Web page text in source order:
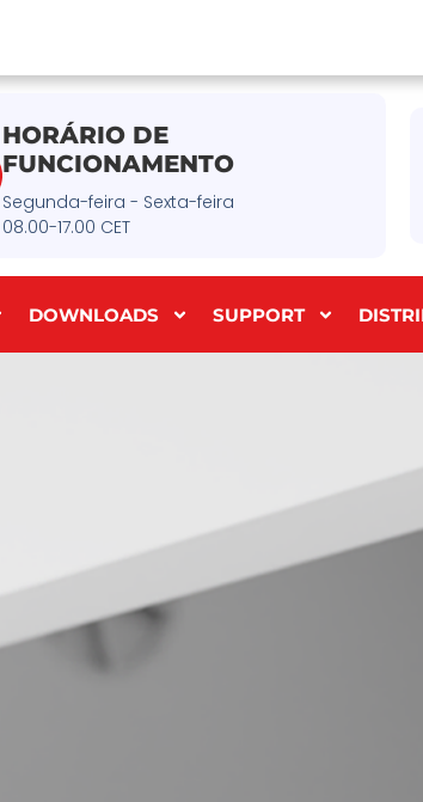
HORÁRIO DE
FUNCIONAMENTO
Segunda-feira - Sexta-feira
08.00-17.00 CET
DOWNLOADS SUPPORT